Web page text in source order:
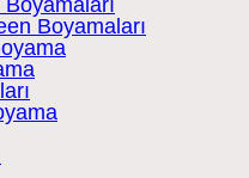
Boyamaları